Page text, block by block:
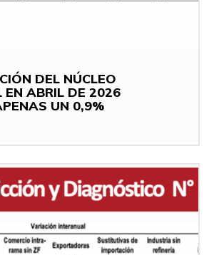
DEL NÚCLEO
EN ABRIL DE 2026
UN 0,9%